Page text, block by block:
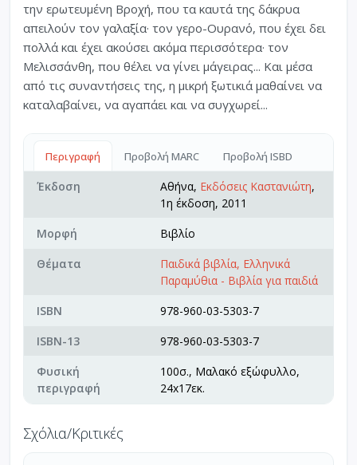
την ερωτευμένη Βροχή, που τα καυτά της δάκρυα
απειλούν τον γαλαξία· τον γερο-Ουρανό, που έχει δει
πολλά και έχει ακούσει ακόμα περισσότερα· τον
Μελισσάνθη, που θέλει να γίνει μάγειρας... Και μέσα
από τις συναντήσεις της, η μικρή ξωτικιά μαθαίνει να
καταλαβαίνει, να αγαπάει και να συγχωρεί...
Περιγραφή Προβολή MARC Προβολή ISBD
Έκδοση Αθήνα, Εκδόσεις Καστανιώτη,
1η έκδοση, 2011
Μορφή
Βιβλίο
Θέματα
Παιδικά βιβλία, Ελληνικά
Παραμύθια - Βιβλία για παιδιά
ISBN
978-960-03-5303-7
ISBN-13
978-960-03-5303-7
Φυσική
περιγραφή
100σ., Μαλακό εξώφυλλο,
24x17εκ.
Σχόλια/Κριτικές